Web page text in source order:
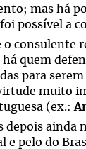
mas há
possível a
o consulente
quem
para
muito
(ex.:
depois ainda
e pelo do